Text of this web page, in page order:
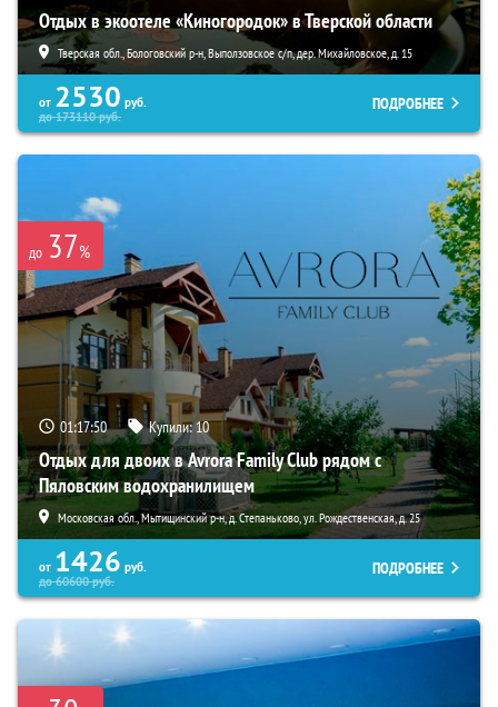
Отдых в экоотеле «Киногородок» в Тверской области
Тверская обл., Бологовский р-н, Выползовское с/п, дер. Михайловское, д. 15
от 2530 руб.
до173110руб.
ПОДРОБНЕЕ
до 37%
01:17:49 Купили:10
Отдых для двоих в Avrora Family Club рядом с
Пяловским водохранилищем
Московская обл., Мытищинский р-н, д. Степаньково, ул. Рождественская, д. 25
от 1426 руб.
до60600руб.
ПОДРОБНЕЕ